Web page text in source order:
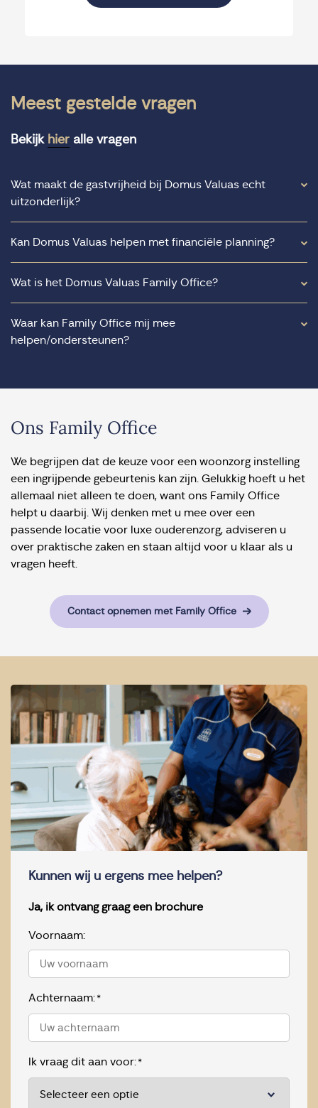
Meest gestelde vragen
Bekijk hier alle vragen
Wat maakt de gastvrijheid bij Domus Valuas echt
uitzonderlijk?
Kan Domus Valuas helpen met financiële planning?
Wat is het Domus Valuas Family Office?
Waar kan Family Office mij mee
helpen/ondersteunen?
Ons Family Office
We begrijpen dat de keuze voor een woonzorg instelling
een ingrijpende gebeurtenis kan zijn. Gelukkig hoeft u het
allemaal niet alleen te doen, want ons Family Office
helpt u daarbij. Wij denken met u mee over een
passende locatie voor luxe ouderenzorg, adviseren u
over praktische zaken en staan altijd voor u klaar als u
vragen heeft.
Contact opnemen met Family Office
Kunnen wij u ergens mee helpen?
Ja, ik ontvang graag een brochure
Voornaam:
Achternaam: *
Ik vraag dit aan voor: *